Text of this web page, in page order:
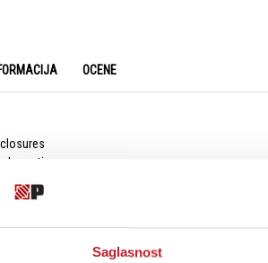
Saglasnost
OCENE
options
exterior
installed multi-tap transformers